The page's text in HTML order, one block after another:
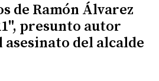
de Ramón Álvarez
presunto autor
del alcalde